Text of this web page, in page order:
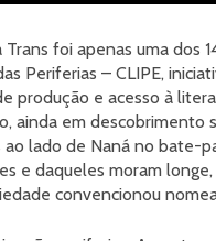
foi apenas uma dos
Periferias – CLIPE,
produção e acesso à
ainda em descobrimento
ao lado de Naná no bate-
e daqueles moram
convencionou